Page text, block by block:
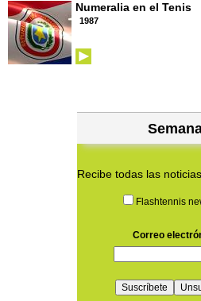
Numeralia en el Tenis
1987
Recibe todas las
Flashtennis
Correo